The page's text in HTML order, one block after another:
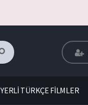
YERLİ TÜRKÇE FİLMLER